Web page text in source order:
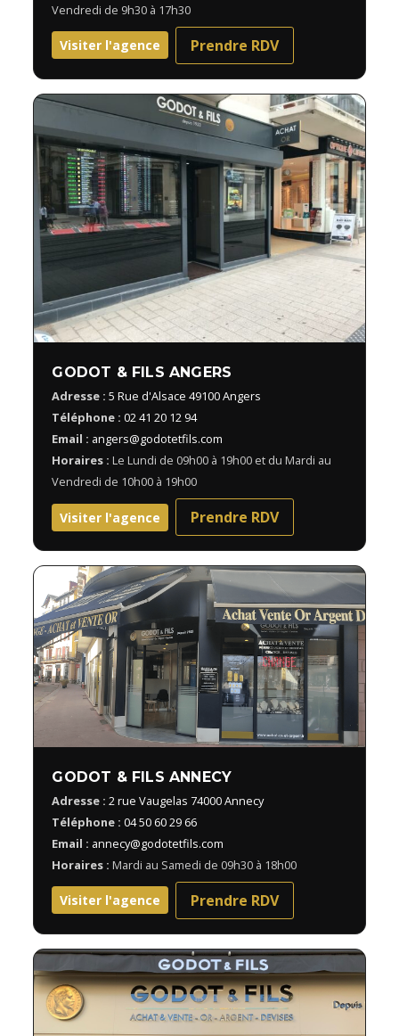
Vendredi de 9h30 à 17h30
Visiter l'agence Prendre RDV
GODOT & FILS ANGERS
Adresse : 5 Rue d'Alsace 49100 Angers
Téléphone : 02 41 20 12 94
Email : angers@godotetfils.com
Horaires : Le Lundi de 09h00 à 19h00 et du Mardi au
Vendredi de 10h00 à 19h00
Visiter l'agence Prendre RDV
GODOT & FILS ANNECY
Adresse : 2 rue Vaugelas 74000 Annecy
Téléphone : 04 50 60 29 66
Email : annecy@godotetfils.com
Horaires : Mardi au Samedi de 09h30 à 18h00
Visiter l'agence Prendre RDV